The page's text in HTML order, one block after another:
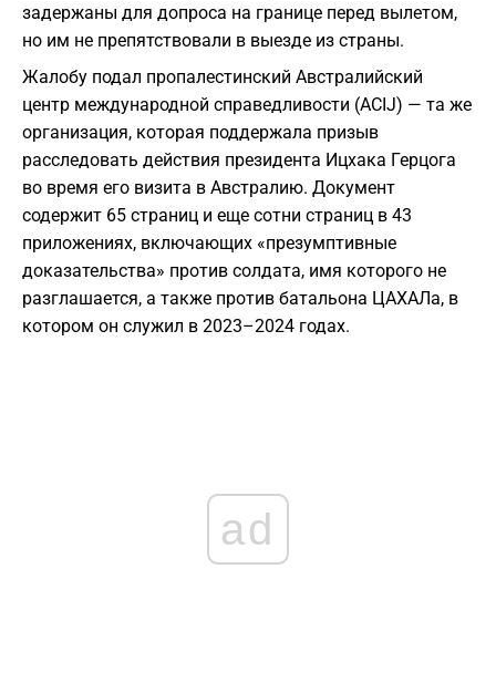
задержаны для допроса на границе перед вылетом,
но им не препятствовали в выезде из страны.
Жалобу подал пропалестинский Австралийский
центр международной справедливости (ACIJ) — та же
организация, которая поддержала призыв
расследовать действия президента Ицхака Герцога
во время его визита в Австралию. Документ
содержит 65 страниц и еще сотни страниц в 43
приложениях, включающих «презумптивные
доказательства» против солдата, имя которого не
разглашается, а также против батальона ЦАХАЛа, в
котором он служил в 2023–2024 годах.
ad